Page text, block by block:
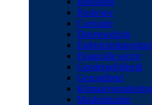
Bosbouw
Corruptie
Dierenwelzijn
Financiële sector
Gendergelijkheid
Gezondheid
Klimaatverandering
Maakindustrie